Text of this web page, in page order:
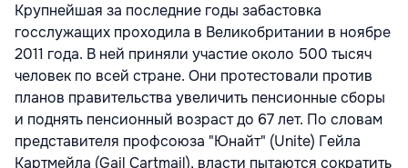
Крупнейшая за последние годы забастовка
госслужащих проходила в Великобритании в ноябре
2011 года. В ней приняли участие около 500 тысяч
человек по всей стране. Они протестовали против
планов правительства увеличить пенсионные сборы
и поднять пенсионный возраст до 67 лет. По словам
представителя профсоюза "Юнайт" (Unite) Гейла
Картмейла (Gail Cartmail), власти пытаются сократить